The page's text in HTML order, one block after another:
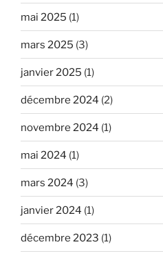
mai 2025 (1)
mars 2025 (3)
janvier 2025 (1)
décembre 2024 (2)
novembre 2024 (1)
mai 2024 (1)
mars 2024 (3)
janvier 2024 (1)
décembre 2023 (1)